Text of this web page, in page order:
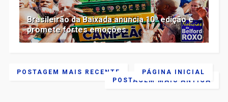
Brasileirão da Baixada anuncia 10ª edição e
promete fortes emoções
POSTAGEM MAIS RECENTE
POSTAGEM MAIS ANTIGA
PÁGINA INICIAL